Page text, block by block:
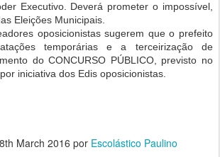
Executivo. Deverá prometer o impossível,
Eleições Municipais.
oposicionistas sugerem que o prefeito
temporárias e a terceirização de
do CONCURSO PÚBLICO, previsto no
iniciativa dos Edis oposicionistas.
8th March 2016 por Escolástico Paulino